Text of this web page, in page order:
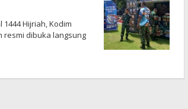
1444 Hijriah, Kodim
resmi dibuka langsung